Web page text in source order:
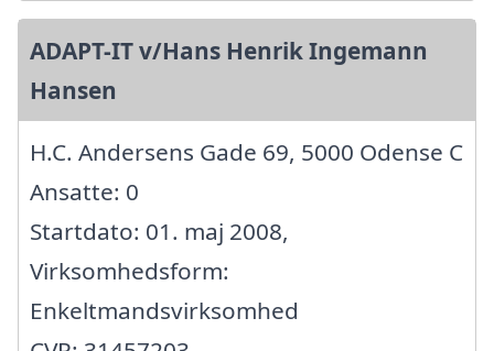
ADAPT-IT v/Hans Henrik Ingemann
Hansen
H.C. Andersens Gade 69, 5000 Odense C
Ansatte: 0
Startdato: 01. maj 2008,
Virksomhedsform:
Enkeltmandsvirksomhed